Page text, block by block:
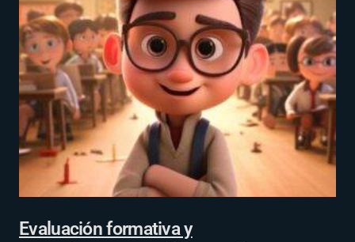
Evaluación formativa y